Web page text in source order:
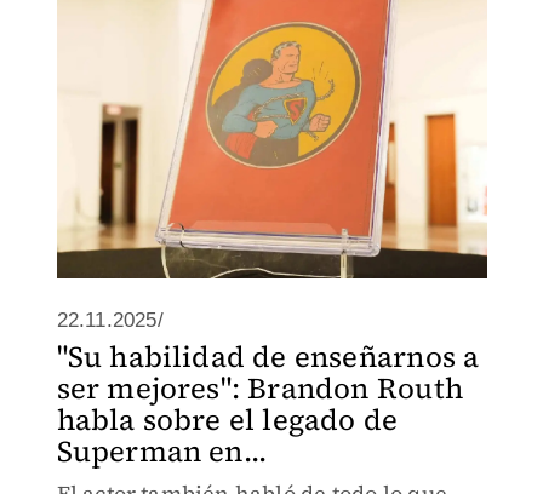
22.11.2025/
"Su habilidad de enseñarnos a
ser mejores": Brandon Routh
habla sobre el legado de
Superman en...